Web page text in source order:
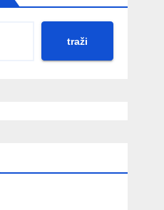
traži